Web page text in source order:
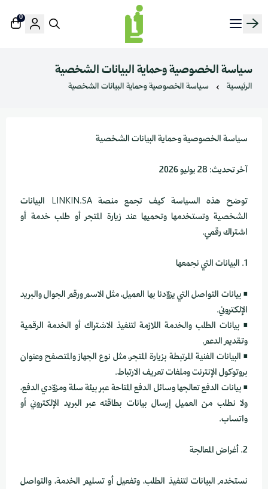
منصة لينك إن | Linkin.sa
0
سياسة الخصوصية وحماية البيانات الشخصية
الرئيسية سياسة الخصوصية وحماية البيانات الشخصية
سياسة الخصوصية وحماية البيانات الشخصية
آخر تحديث: 28 يوليو 2026
توضح هذه السياسة كيف تجمع منصة LINKIN.SA البيانات
الشخصية وتستخدمها وتحميها عند زيارة المتجر أو طلب خدمة أو
اشتراك رقمي.
1. البيانات التي نجمعها
• بيانات التواصل التي يزوّدنا بها العميل، مثل الاسم ورقم الجوال والبريد
الإلكتروني.
• بيانات الطلب والخدمة اللازمة لتنفيذ الاشتراك أو الخدمة الرقمية
وتقديم الدعم.
• البيانات الفنية المرتبطة بزيارة المتجر، مثل نوع الجهاز والمتصفح وعنوان
بروتوكول الإنترنت وملفات تعريف الارتباط.
• بيانات الدفع تعالجها وسائل الدفع المتاحة عبر بيئة سلة ومزوّدي الدفع،
ولا نطلب من العميل إرسال بيانات بطاقته عبر البريد الإلكتروني أو
واتساب.
2. أغراض المعالجة
نستخدم البيانات لتنفيذ الطلب، وتفعيل أو تسليم الخدمة، والتواصل